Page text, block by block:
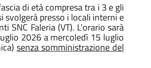
di età compresa tra i 3 e gli
presso i locali interni e
SNC Faleria (VT). L’orario sarà
2026 a mercoledì 15 luglio
senza somministrazione del